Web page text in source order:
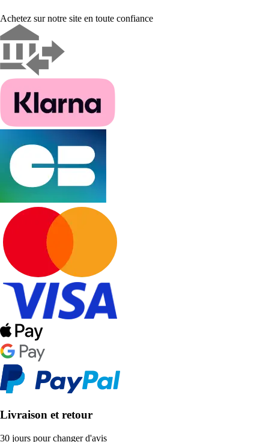
Achetez sur notre site en toute confiance
Livraison et retour
30 jours pour changer d'avis